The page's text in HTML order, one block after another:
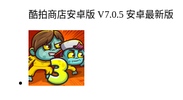
酷拍商店安卓版 V7.0.5 安卓最新版